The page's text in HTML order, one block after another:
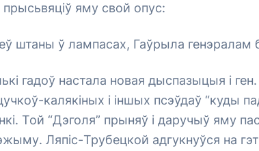
яму свой опус:
штаны ў лампасах, Гаўрыла генэралам
гадоў настала новая дыспазыцыя і
калякіных і іншых псэўдаў “куды
Той “Дэголя” прыняў і даручыў яму
Ляпіс-Трубецкой адгукнуўся на